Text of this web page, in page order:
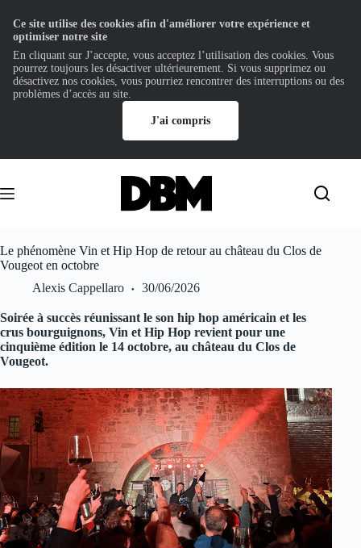
contenu
Le phénomène Vin et Hip Hop de retour au château du Clos de
Vougeot en octobre
Alexis Cappellaro
30/06/2026
Soirée à succès réunissant le son hip hop américain et les
crus bourguignons, Vin et Hip Hop revient pour une
cinquième édition le 14 octobre, au château du Clos de
Vougeot.
Ce site utilise des cookies afin d'améliorer votre expérience et
optimiser notre site
En cliquant sur J’accepte, vous acceptez l’utilisation des cookies. Vous
pourrez toujours les désactiver ultérieurement. Si vous supprimez ou
désactivez nos cookies, vous pourriez rencontrer des interruptions ou des
problèmes d’accès au site.
J'ai compris